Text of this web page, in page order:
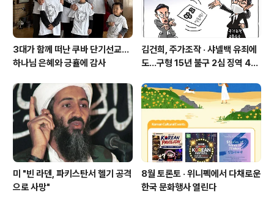
3대가 함께 떠난 쿠바 단기선교...
하나님 은혜와 긍휼에 감사
김건희, 주가조작 · 샤넬백 유죄에
도…구형 15년 불구 2심 징역 4년
미 "빈 라덴, 파키스탄서 헬기 공격
으로 사망"
8월 토론토 · 위니펙에서 다채로운
한국 문화행사 열린다